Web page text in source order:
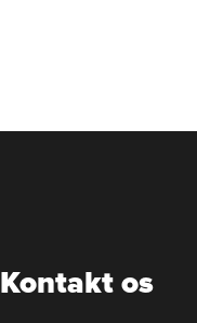
Kontakt os